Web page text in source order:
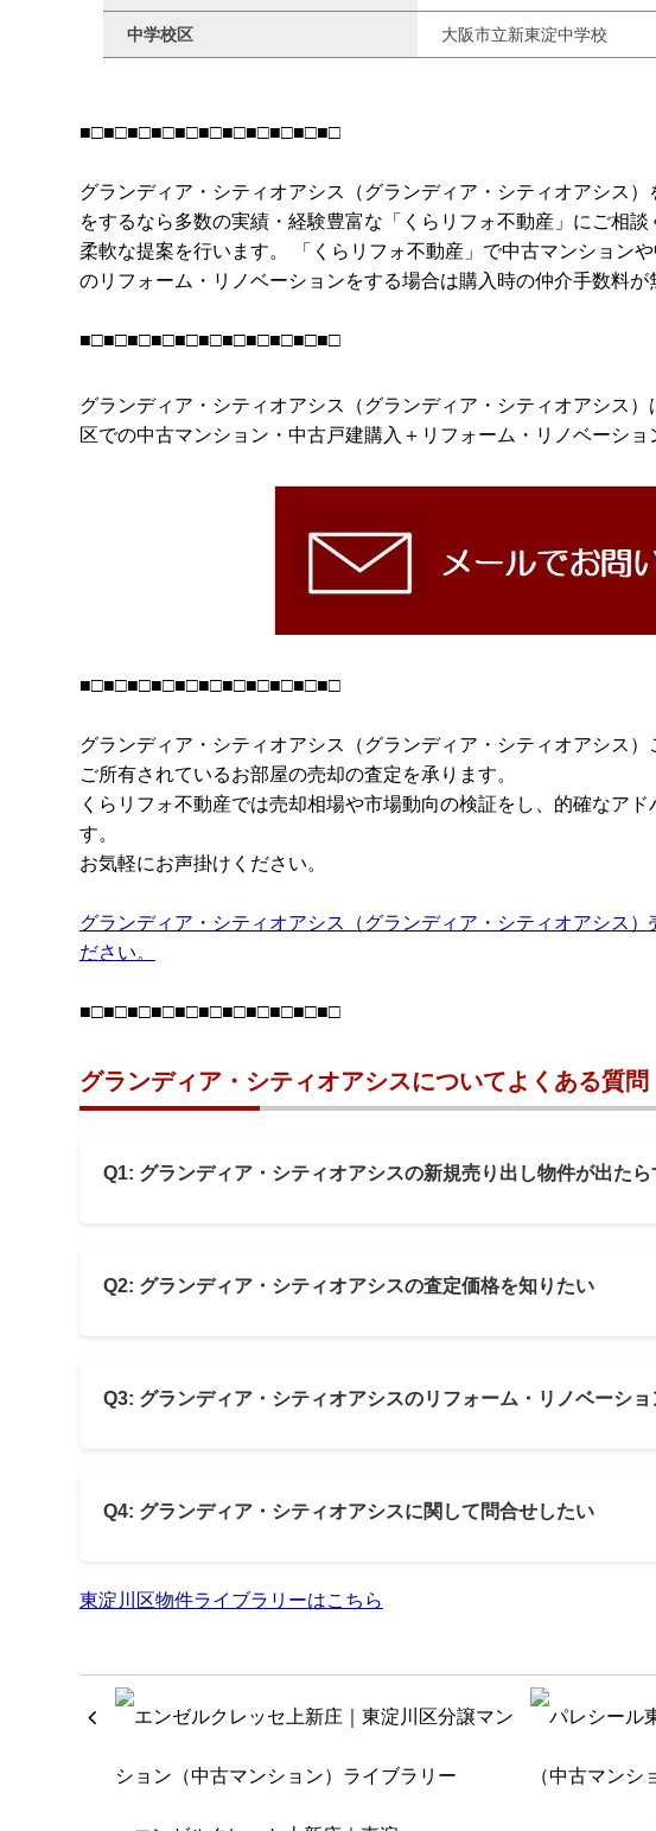
中学校区 大阪市立新東淀中学校
■□■□■□■□■□■□■□■□■□■□■□
グランディア・シティオアシス（グランディア・シティオアシス
をするなら多数の実績・経験豊富な「くらリフォ不動産」にご相
柔軟な提案を行います。 「くらリフォ不動産」で中古マンション
のリフォーム・リノベーションをする場合は購入時の仲介手数料が
■□■□■□■□■□■□■□■□■□■□■□
グランディア・シティオアシス（グランディア・シティオアシス）
区での中古マンション・中古戸建購入＋リフォーム・リノベーシ
■□■□■□■□■□■□■□■□■□■□■□
グランディア・シティオアシス（グランディア・シティオアシス）
ご所有されているお部屋の売却の査定を承ります。
くらリフォ不動産では売却相場や市場動向の検証をし、的確なア
す。
お気軽にお声掛けください。
グランディア・シティオアシス（グランディア・シティオアシス）
ださい。
■□■□■□■□■□■□■□■□■□■□■□
グランディア・シティオアシスについてよくある質
Q1: グランディア・シティオアシスの新規売り出し物件が出た
Q2: グランディア・シティオアシスの査定価格を知りたい
Q3: グランディア・シティオアシスのリフォーム・リノベーシ
Q4: グランディア・シティオアシスに関して問合せしたい
東淀川区物件ライブラリーはこちら